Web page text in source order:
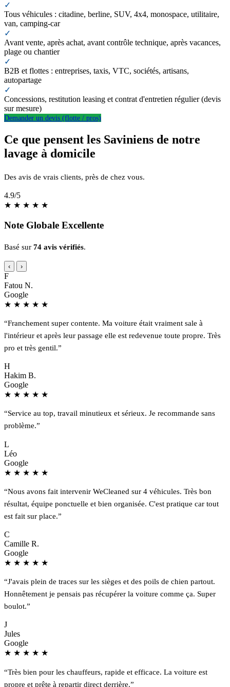
✓
Tous véhicules : citadine, berline, SUV, 4x4, monospace, utilitaire,
van, camping-car
✓
Avant vente, après achat, avant contrôle technique, après vacances,
plage ou chantier
✓
B2B et flottes : entreprises, taxis, VTC, sociétés, artisans,
autopartage
✓
Concessions, restitution leasing et contrat d'entretien régulier (devis
sur mesure)
Demander un devis (flotte / pros)
Ce que pensent les Saviniens de notre
lavage à domicile
Des avis de vrais clients, près de chez vous.
4.9/5
★ ★ ★ ★ ★
Note Globale Excellente
Basé sur 74 avis vérifiés.
‹ ›
F
Fatou N.
Google
★ ★ ★ ★ ★
“Franchement super contente. Ma voiture était vraiment sale à
l'intérieur et après leur passage elle est redevenue toute propre. Très
pro et très gentil.”
H
Hakim B.
Google
★ ★ ★ ★ ★
“Service au top, travail minutieux et sérieux. Je recommande sans
problème.”
L
Léo
Google
★ ★ ★ ★ ★
“Nous avons fait intervenir WeCleaned sur 4 véhicules. Très bon
résultat, équipe ponctuelle et bien organisée. C'est pratique car tout
est fait sur place.”
C
Camille R.
Google
★ ★ ★ ★ ★
“J'avais plein de traces sur les sièges et des poils de chien partout.
Honnêtement je pensais pas récupérer la voiture comme ça. Super
boulot.”
J
Jules
Google
★ ★ ★ ★ ★
“Très bien pour les chauffeurs, rapide et efficace. La voiture est
propre et prête à repartir direct derrière.”